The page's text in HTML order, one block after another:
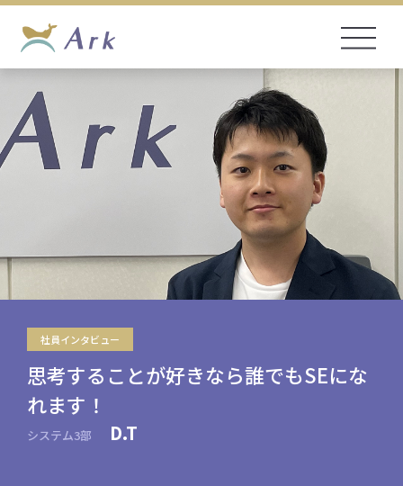
社員インタビュー
思考することが好きなら誰でもSEにな
れます！
システム3部 D.T